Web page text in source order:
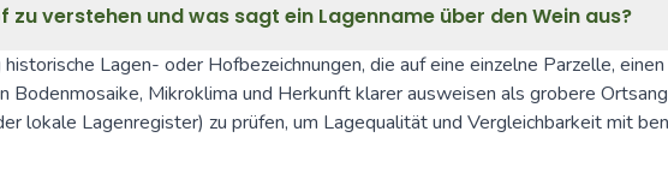
verstehen und was sagt ein Lagenname über den Wein aus?
Lagen- oder Hofbezeichnungen, die auf eine einzelne Parzelle,
Bodenmosaike, Mikroklima und Herkunft klarer ausweisen als grobere
lokale Lagenregister) zu prüfen, um Lagequalität und Vergleichbarkeit mit